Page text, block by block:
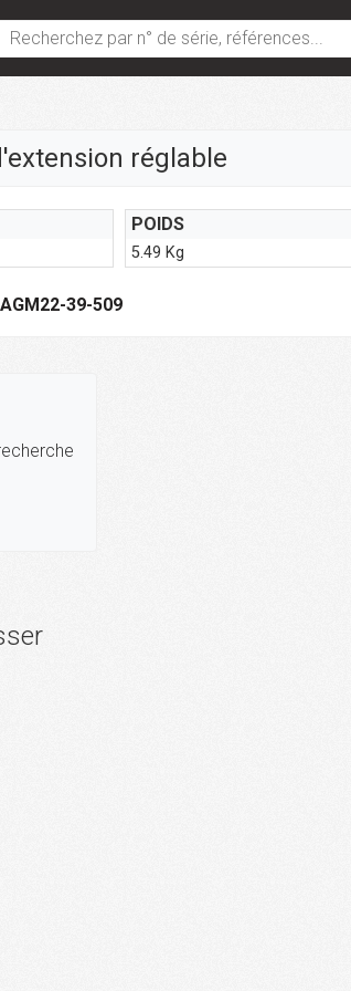
Recherchez par n° de série, références...
réglable
POIDS
5.49 Kg
AGM22-39-509